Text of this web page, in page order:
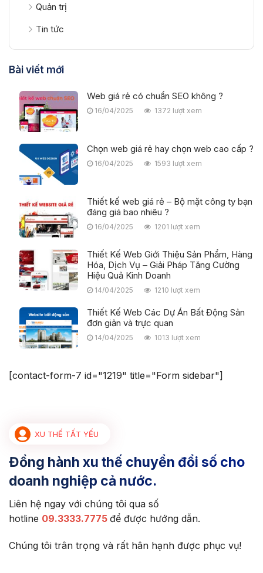
Quản trị
Tin tức
Bài viết mới
Web giá rẻ có chuẩn SEO không ?
16/04/2025 1372 lượt xem
Chọn web giá rẻ hay chọn web cao cấp ?
16/04/2025 1593 lượt xem
Thiết kế web giá rẻ – Bộ mặt công ty bạn
đáng giá bao nhiêu ?
16/04/2025 1201 lượt xem
Thiết Kế Web Giới Thiệu Sản Phẩm, Hàng
Hóa, Dịch Vụ – Giải Pháp Tăng Cường
Hiệu Quả Kinh Doanh
14/04/2025 1210 lượt xem
Thiết Kế Web Các Dự Án Bất Động Sản
đơn giản và trực quan
14/04/2025 1013 lượt xem
[contact-form-7 id="1219" title="Form sidebar"]
XU THẾ TẤT YẾU
Đồng hành xu thế chuyển đổi số cho
doanh nghiệp cả nước.
Liên hệ ngay với chúng tôi qua số
hotline 09.3333.7775 để được hướng dẫn.
Chúng tôi trân trọng và rất hân hạnh được phục vụ!